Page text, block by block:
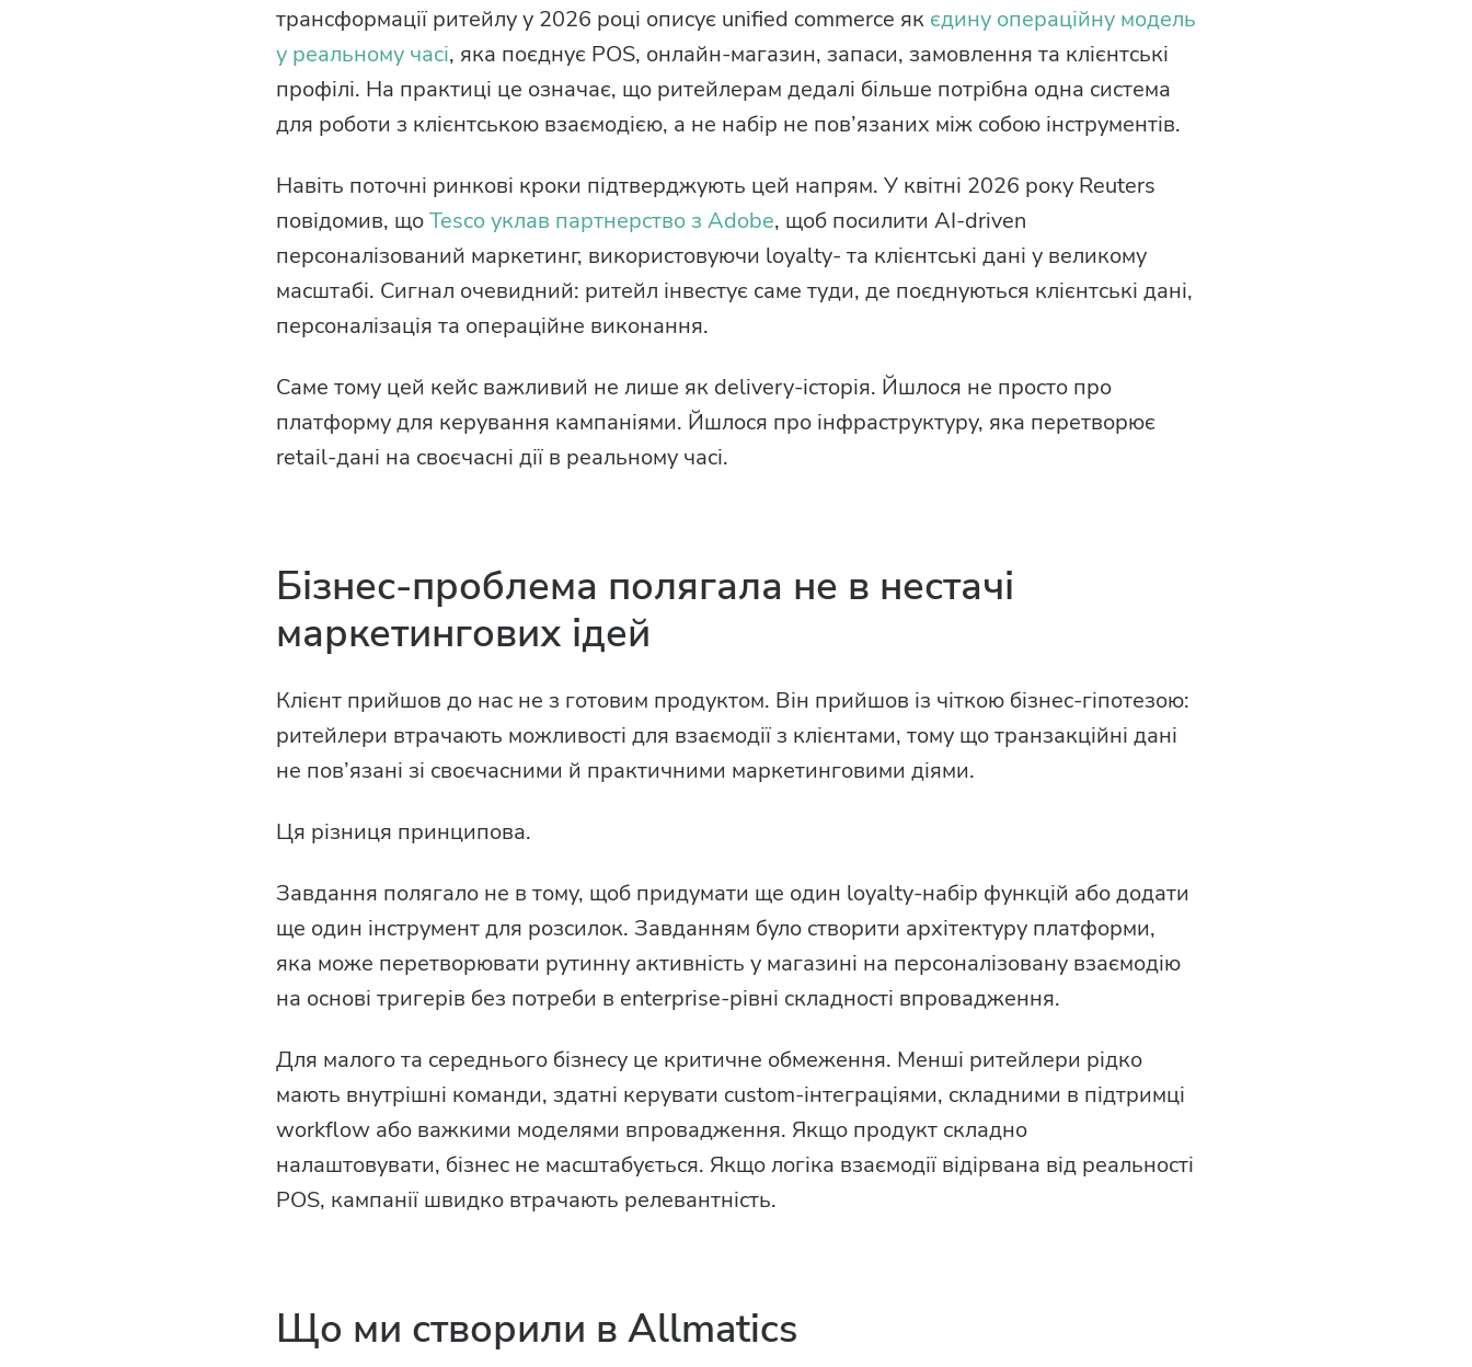
трансформації ритейлу у 2026 році описує unified commerce як єдину операційну модель
у реальному часі, яка поєднує POS, онлайн-магазин, запаси, замовлення та клієнтські
профілі. На практиці це означає, що ритейлерам дедалі більше потрібна одна система
для роботи з клієнтською взаємодією, а не набір не пов’язаних між собою інструментів.
Навіть поточні ринкові кроки підтверджують цей напрям. У квітні 2026 року Reuters
повідомив, щоTesco уклав партнерство з Adobe, щоб посилити AI-driven
персоналізований маркетинг, використовуючи loyalty- та клієнтські дані у великому
масштабі. Сигнал очевидний: ритейл інвестує саме туди, де поєднуються клієнтські дані,
персоналізація та операційне виконання.
Саме тому цей кейс важливий не лише як delivery-історія. Йшлося не просто про
платформу для керування кампаніями. Йшлося про інфраструктуру, яка перетворює
retail-дані на своєчасні дії в реальному часі.
Бізнес-проблема полягала не в нестачі
маркетингових ідей
Клієнт прийшов до нас не з готовим продуктом. Він прийшов із чіткою бізнес-гіпотезою:
ритейлери втрачають можливості для взаємодії з клієнтами, тому що транзакційні дані
не пов’язані зі своєчасними й практичними маркетинговими діями.
Ця різниця принципова.
Завдання полягало не в тому, щоб придумати ще один loyalty-набір функцій або додати
ще один інструмент для розсилок. Завданням було створити архітектуру платформи,
яка може перетворювати рутинну активність у магазині на персоналізовану взаємодію
на основі тригерів без потреби в enterprise-рівні складності впровадження.
Для малого та середнього бізнесу це критичне обмеження. Менші ритейлери рідко
мають внутрішні команди, здатні керувати custom-інтеграціями, складними в підтримці
workflow або важкими моделями впровадження. Якщо продукт складно
налаштовувати, бізнес не масштабується. Якщо логіка взаємодії відірвана від реальності
POS, кампанії швидко втрачають релевантність.
Що ми створили в Allmatics